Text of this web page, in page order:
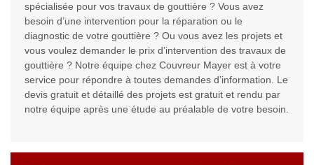
spécialisée pour vos travaux de gouttière ? Vous avez
besoin d’une intervention pour la réparation ou le
diagnostic de votre gouttière ? Ou vous avez les projets et
vous voulez demander le prix d’intervention des travaux de
gouttière ? Notre équipe chez Couvreur Mayer est à votre
service pour répondre à toutes demandes d’information. Le
devis gratuit et détaillé des projets est gratuit et rendu par
notre équipe après une étude au préalable de votre besoin.